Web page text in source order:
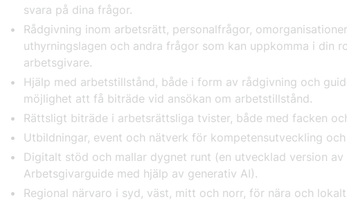
svara på dina frågor.
Rådgivning inom arbetsrätt, personalfrågor,
uthyrningslagen och andra frågor som kan uppkomma i din
arbetsgivare.
Hjälp med arbetstillstånd, både i form av rådgivning och
möjlighet att få biträde vid ansökan om arbetstillstånd.
Rättsligt biträde i arbetsrättsliga tvister, både med facken
Utbildningar, event och nätverk för kompetensutveckling och
Digitalt stöd och mallar dygnet runt (en utvecklad version av
Arbetsgivarguide med hjälp av generativ AI).
Regional närvaro i syd, väst, mitt och norr, för nära och